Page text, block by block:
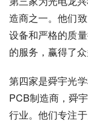
造商之一。他们
设备和严格的质
的服务，赢得了
第四家是舜宇光
PCB制造商，舜
行业。他们专注